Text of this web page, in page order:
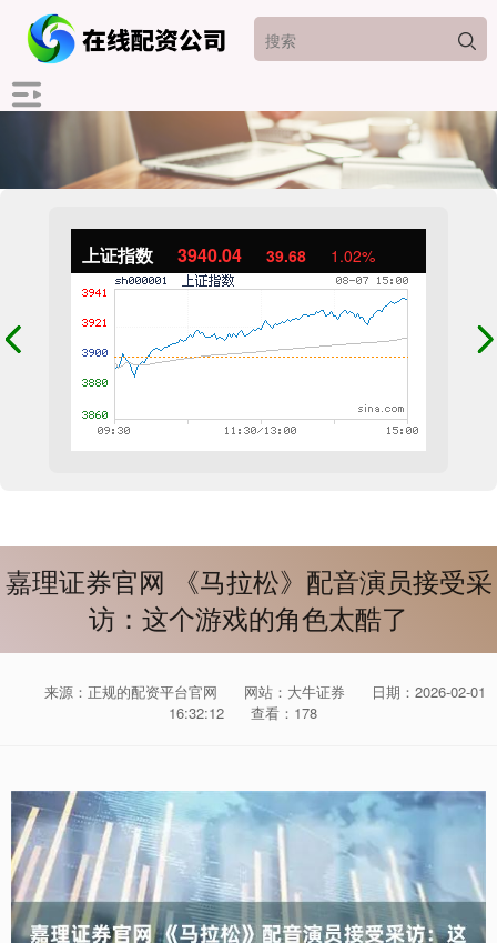
上证指数 3940.04 39.68 1.02%
嘉理证券官网 《马拉松》配音演员接受采
访：这个游戏的角色太酷了
来源：正规的配资平台官网 网站：大牛证券
日期：2026-02-01
16:32:12
查看：178